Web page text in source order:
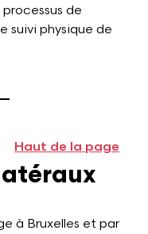
de
suivi physique de
Haut de la page
à Bruxelles et par